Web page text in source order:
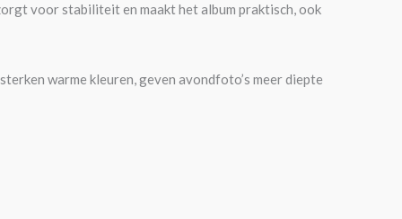
voor stabiliteit en maakt het album praktisch, ook
warme kleuren, geven avondfoto’s meer diepte